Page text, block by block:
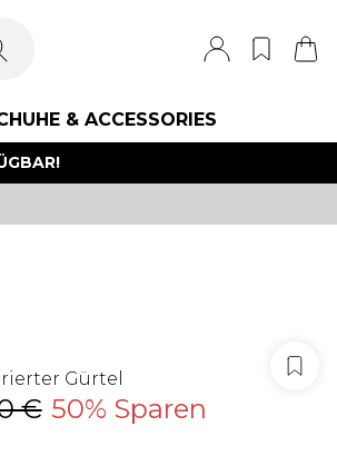
& ACCESSORIES
Gürtel
€ 50% Sparen